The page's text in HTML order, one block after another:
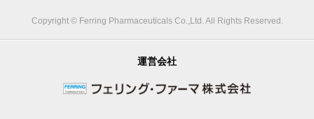
Copyright © Ferring Pharmaceuticals Co.,Ltd. All Rights Reserved.
運営会社